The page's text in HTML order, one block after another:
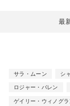
最
サラ・ムーン シ
ロジャー・バレン
ゲイリー・ウィノグラ